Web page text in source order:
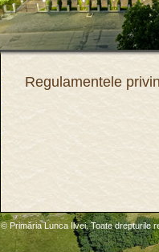
Regulamentele
© Primăria Lunca Ilvei. Toate drepturile